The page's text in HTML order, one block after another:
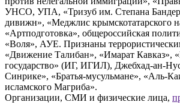
УНСО, УПА, «Тризуб им. Степана
дивижн», «Меджлис крымскотатарского
«Артподготовка», общероссийская
«Воля», АУЕ. Признаны
«Движение Талибан», «Имарат Кавказ»,
государство» (ИГ, ИГИЛ), Джебхад-ан-
Синрике», «Братья-мусульмане», «Аль-
исламского Магриба».
Организации, СМИ и физические лица,